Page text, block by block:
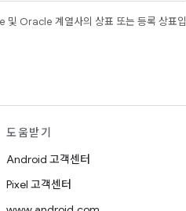
및 Oracle 계열사의 상표 또는 등록 상표입
도움받기
Android 고객센터
Pixel 고객센터